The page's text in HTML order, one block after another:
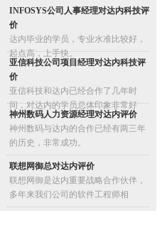
INFOSYS公司人事经理对达内科技评
价
达内毕业的学员，专业水准比较好，
起点高，上手快。
亚信科技公司项目经理对达内科技评
价
亚信科技和达内已经合作了几年时
间，对达内的学员总体印象非常好
神州数码人力资源经理对达内评价
神州数码与达内的合作已经有两三年
的历史，非常成功。
联想网御总对达内评价
联想网御是达内重要战略合作伙伴，
多年来我们公司的软件工程师相